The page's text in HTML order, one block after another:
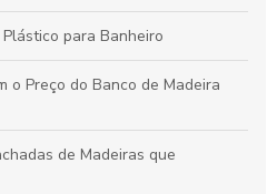
para Banheiro
o Preço do Banco de Madeira
de Madeiras que